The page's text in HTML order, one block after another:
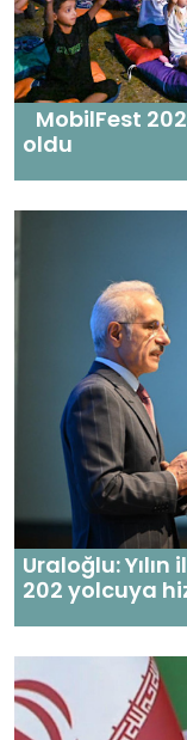
MobilFest
oldu
Uraloğlu:
202 yolcuya